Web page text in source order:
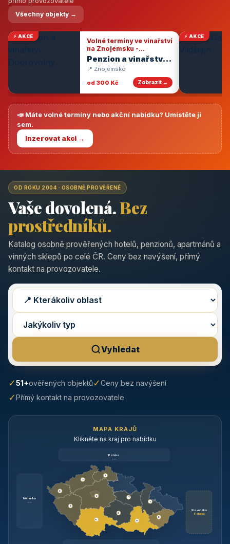
Všechny objekty →
⚡ AKCE
Volné termíny ve vinařství
na Znojemsku -
degustace vín
Penzion a vinařství
Dobrovolný
📍 Znojemsko
od 300 Kč
Zobrazit →
⚡ AKCE
📣 Máte volné termíny nebo akční nabídku? Umístěte ji
sem.
Inzerovat akci →
OD ROKU 2004 · OSOBNĚ PROVĚŘENÉ
Vaše dovolená.Bez
prostředníků.
Katalog osobně prověřených hotelů, penzionů, apartmánů a
vinných sklepů po celé ČR. Ceny bez navýšení, přímý
kontakt na provozovatele.
Vyhledat
✓51+ověřených objektů✓Ceny bez navýšení
✓Přímý kontakt na provozovatele
MAPA KRAJŮ
Klikněte na kraj pro nabídku
Polsko
brzy
Německo
brzy
Slovensko
6 objektů
3
9
3
3
3
3
1
2
11
1
6